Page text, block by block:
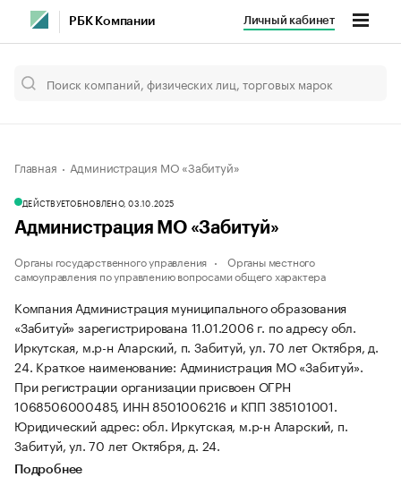
РБК Компании Личный кабинет
Главная Администрация МО «Забитуй»
ДЕЙСТВУЕТОБНОВЛЕНО, 03.10.2025
Администрация МО «Забитуй»
Органы государственного управления
Органы местного
самоуправления по управлению вопросами общего характера
Компания Администрация муниципального образования
«Забитуй» зарегистрирована 11.01.2006 г. по адресу обл.
Иркутская, м.р-н Аларский, п. Забитуй, ул. 70 лет Октября, д.
24. Краткое наименование: Администрация МО «Забитуй».
При регистрации организации присвоен ОГРН
1068506000485, ИНН 8501006216 и КПП 385101001.
Юридический адрес: обл. Иркутская, м.р-н Аларский, п.
Забитуй, ул. 70 лет Октября, д. 24.
Подробнее